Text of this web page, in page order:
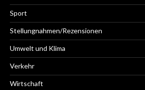
Sport
Stellungnahmen/Rezensionen
Umwelt und Klima
Verkehr
Wirtschaft